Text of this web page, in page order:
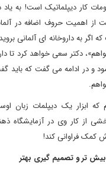
کار دیپلماتیک است! به یاد
از اهمیت حروف اضافه در
به داروخانه ای آلمانی
دکتر سعی خواهد کرد تا
و در ادامه می گفت که باید
که ابزار یک دیپلمات زبان
از کار وی در آزمایشگاه
کمک فراوانی کند!
تر و تصمیم گیری بهتر